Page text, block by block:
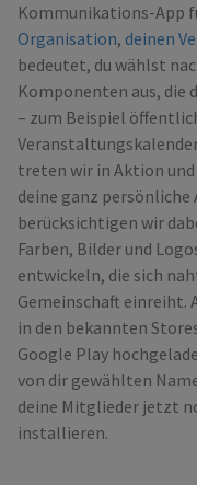
Kommunikations-App
Organisation, deinen
bedeutet, du wählst
Komponenten aus, die
– zum Beispiel
treten wir in Aktion
deine ganz
berücksichtigen wir
Farben, Bilder und
entwickeln, die sich
Gemeinschaft einreiht.
in den bekannten
Google Play
von dir gewählten
deine Mitglieder jetzt
installieren.